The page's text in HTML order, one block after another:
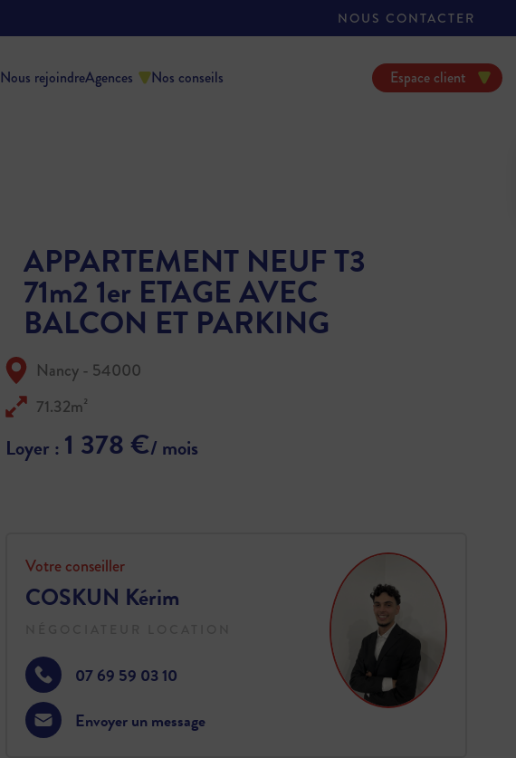
NOUS CONTACTER
Nous rejoindreAgences Nos conseils Espace client
APPARTEMENT NEUF T3
71m2 1er ETAGE AVEC
BALCON ET PARKING
Nancy - 54000
71.32m²
Loyer : 1 378 €/ mois
Votre conseiller
COSKUN Kérim
07 69 59 03 10
Envoyer un message